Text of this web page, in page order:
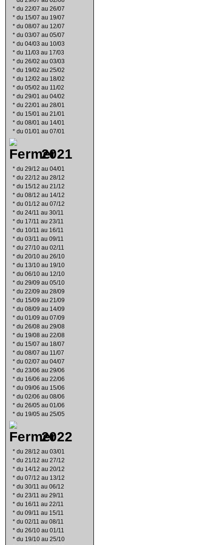
* du 22/07 au 26/07
* du 15/07 au 19/07
* du 08/07 au 12/07
* du 03/07 au 05/07
* du 04/03 au 10/03
* du 11/03 au 17/03
* du 26/02 au 03/03
* du 19/02 au 25/02
* du 12/02 au 18/02
* du 05/02 au 11/02
* du 29/01 au 04/02
* du 22/01 au 28/01
* du 15/01 au 21/01
* du 08/01 au 14/01
* du 01/01 au 07/01
2021
* du 29/12 au 04/01
* du 22/12 au 28/12
* du 15/12 au 21/12
* du 08/12 au 14/12
* du 01/12 au 07/12
* du 24/11 au 30/11
* du 17/11 au 23/11
* du 10/11 au 16/11
* du 03/11 au 09/11
* du 27/10 au 02/11
* du 20/10 au 26/10
* du 13/10 au 19/10
* du 06/10 au 12/10
* du 29/09 au 05/10
* du 22/09 au 28/09
* du 15/09 au 21/09
* du 08/09 au 14/09
* du 01/09 au 07/09
* du 26/08 au 29/08
* du 19/08 au 22/08
* du 15/07 au 18/07
* du 08/07 au 11/07
* du 02/07 au 04/07
* du 23/06 au 29/06
* du 16/06 au 22/06
* du 09/06 au 15/06
* du 02/06 au 08/06
* du 26/05 au 01/06
* du 19/05 au 25/05
2022
* du 28/12 au 03/01
* du 21/12 au 27/12
* du 14/12 au 20/12
* du 07/12 au 13/12
* du 30/11 au 06/12
* du 23/11 au 29/11
* du 16/11 au 22/11
* du 09/11 au 15/11
* du 02/11 au 08/11
* du 26/10 au 01/11
* du 19/10 au 25/10